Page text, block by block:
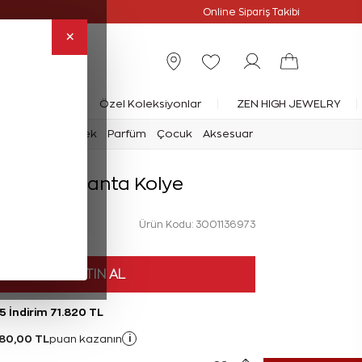
×
Online Sipariş Takibi
Yüzük Özel Koleksiyonlar ZEN HIGH JEWELRY
Erkek Parfüm Çocuk Aksesuar
Karat Pırlanta Kolye
Ürün Kodu: 3001136973
HEMEN SATIN AL
İndirim 71.820 TL
TL puan kazanın i